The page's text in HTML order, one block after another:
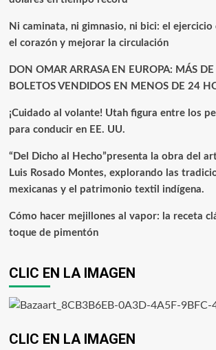
Ni caminata, ni gimnasio, ni bici: el ejercicio
el corazón y mejorar la circulación
DON OMAR ARRASA EN EUROPA: MÁS
BOLETOS VENDIDOS EN MENOS DE 24
¡Cuidado al volante! Utah figura entre los
para conducir en EE. UU.
“Del Dicho al Hecho”presenta la obra del
Luis Rosado Montes, explorando las
mexicanas y el patrimonio textil indígena.
Cómo hacer mejillones al vapor: la receta
toque de pimentón
CLIC EN LA IMAGEN
CLIC EN LA IMAGEN